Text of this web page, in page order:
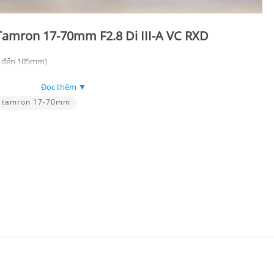
17-70mm F2.8 Di III-A VC RXD
105mm)
RXD – Đánh giá chi tiết
huống khác nhau
Đọc thêm ▼
tamron 17-70mm